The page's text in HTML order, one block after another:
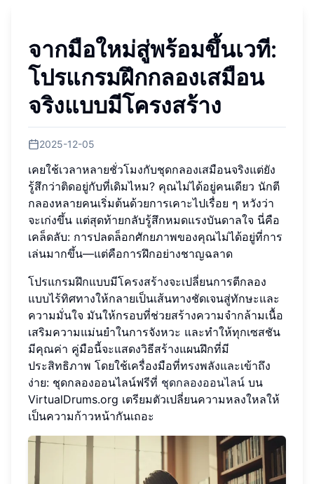
จากมือใหม่สู่พร้อมขึ้นเวที:
โปรแกรมฝึกกลองเสมือน
จริงแบบมีโครงสร้าง
2025-12-05
เคยใช้เวลาหลายชั่วโมงกับชุดกลองเสมือนจริงแต่ยัง
รู้สึกว่าติดอยู่กับที่เดิมไหม? คุณไม่ได้อยู่คนเดียว นักตี
กลองหลายคนเริ่มต้นด้วยการเคาะไปเรื่อย ๆ หวังว่า
จะเก่งขึ้น แต่สุดท้ายกลับรู้สึกหมดแรงบันดาลใจ นี่คือ
เคล็ดลับ: การปลดล็อกศักยภาพของคุณไม่ได้อยู่ที่การ
เล่นมากขึ้น—แต่คือการฝึกอย่างชาญฉลาด
โปรแกรมฝึกแบบมีโครงสร้างจะเปลี่ยนการตีกลอง
แบบไร้ทิศทางให้กลายเป็นเส้นทางชัดเจนสู่ทักษะและ
ความมั่นใจ มันให้กรอบที่ช่วยสร้างความจำกล้ามเนื้อ
เสริมความแม่นยำในการจังหวะ และทำให้ทุกเซสชัน
มีคุณค่า คู่มือนี้จะแสดงวิธีสร้างแผนฝึกที่มี
ประสิทธิภาพ โดยใช้เครื่องมือที่ทรงพลังและเข้าถึง
ง่าย: ชุดกลองออนไลน์ฟรีที่ ชุดกลองออนไลน์ บน
VirtualDrums.org เตรียมตัวเปลี่ยนความหลงใหลให้
เป็นความก้าวหน้ากันเถอะ